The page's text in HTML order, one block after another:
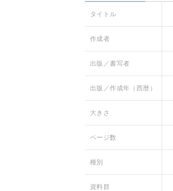
タイトル
作成者
出版／書写者
出版／作成年（西暦）
大きさ
ページ数
種別
資料群